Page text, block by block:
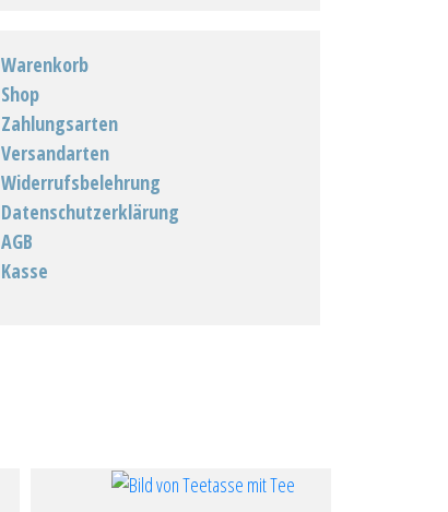
Warenkorb
Shop
Zahlungsarten
Versandarten
Widerrufsbelehrung
Datenschutzerklärung
AGB
Kasse